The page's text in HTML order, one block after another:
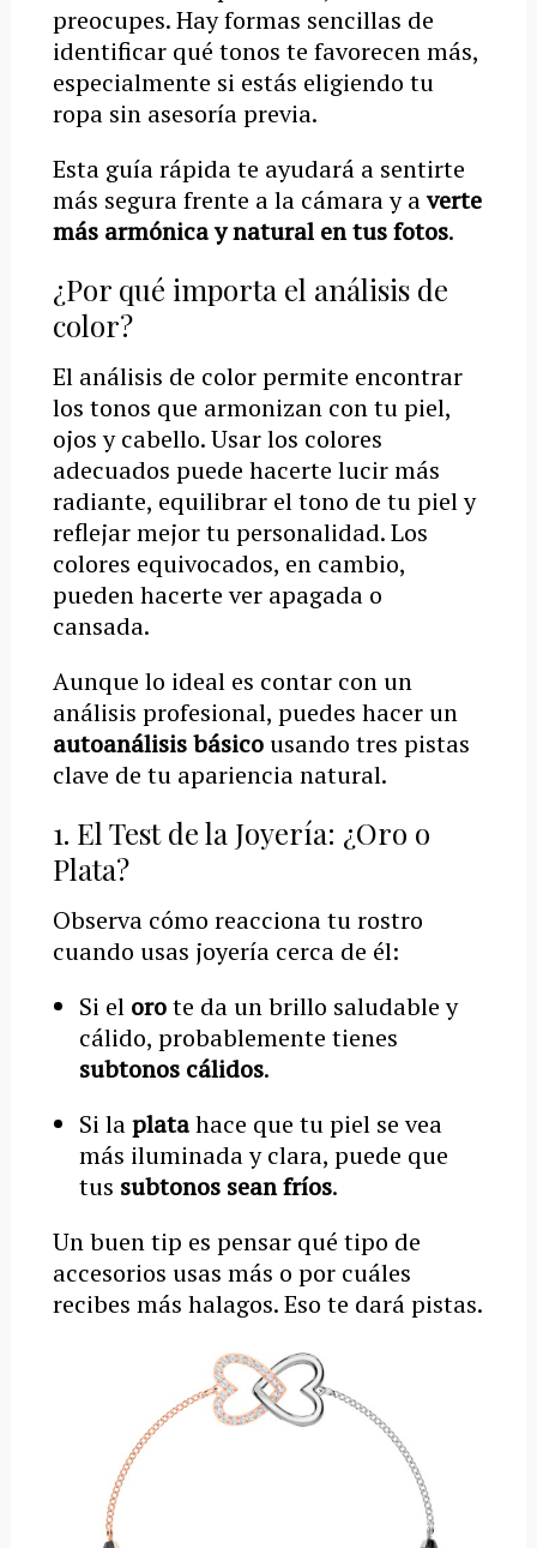
preocupes. Hay formas sencillas de
identificar qué tonos te favorecen más,
especialmente si estás eligiendo tu
ropa sin asesoría previa.
Esta guía rápida te ayudará a sentirte
más segura frente a la cámara y averte
más armónica y natural en tus fotos.
¿Por qué importa el análisis de
color?
El análisis de color permite encontrar
los tonos que armonizan con tu piel,
ojos y cabello. Usar los colores
adecuados puede hacerte lucir más
radiante, equilibrar el tono de tu piel y
reflejar mejor tu personalidad. Los
colores equivocados, en cambio,
pueden hacerte ver apagada o
cansada.
Aunque lo ideal es contar con un
análisis profesional, puedes hacer un
autoanálisis básicousando tres pistas
clave de tu apariencia natural.
1. El Test de la Joyería: ¿Oro o
Plata?
Observa cómo reacciona tu rostro
cuando usas joyería cerca de él:
Si el orote da un brillo saludable y
cálido, probablemente tienes
subtonos cálidos.
Si laplatahace que tu piel se vea
más iluminada y clara, puede que
tus subtonos sean fríos.
Un buen tip es pensar qué tipo de
accesorios usas más o por cuáles
recibes más halagos. Eso te dará pistas.